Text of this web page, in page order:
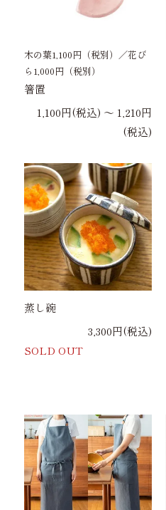
木の葉1,100円（税別）／花び
ら1,000円（税別）
箸置
1,100円(税込) 〜 1,210円
(税込)
蒸し碗
3,300円(税込)
SOLD OUT